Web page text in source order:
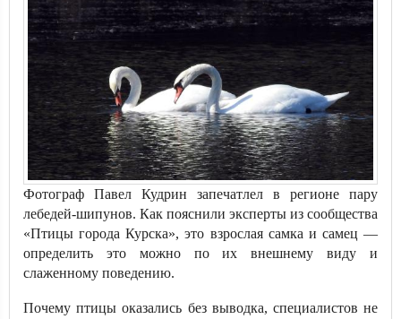
Фотограф Павел Кудрин запечатлел в регионе пару
лебедей-шипунов. Как пояснили эксперты из сообщества
«Птицы города Курска», это взрослая самка и самец —
определить это можно по их внешнему виду и
слаженному поведению.
Почему птицы оказались без выводка, специалистов не